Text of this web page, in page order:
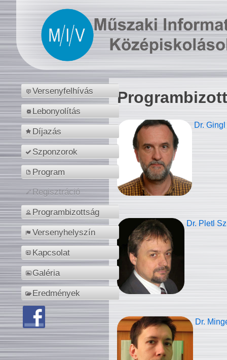
Versenyfelhívás
Lebonyolítás
Díjazás
Szponzorok
Program
Regisztráció
Programbizottság
Versenyhelyszín
Kapcsolat
Galéria
Eredmények
Dr.
Dr. Pletl
Dr.